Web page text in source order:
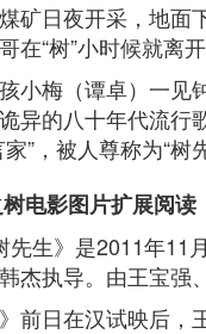
矿日夜开采，地面
在“树”小时候就离
小梅（谭卓）一见
异的八十年代流行
”，被人尊称为“树
电影图片扩展阅读
先生》是2011年
杰执导。由王宝强
》前日在汉试映后